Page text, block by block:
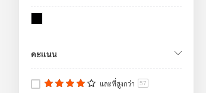
เสื้อกันฝน
ชุดป้องกันร่างกาย 4
คะแนน
และที่สูงกว่า 57